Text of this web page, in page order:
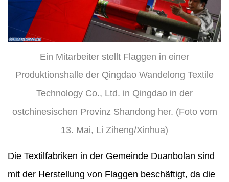
Ein Mitarbeiter stellt Flaggen in einer
Produktionshalle der Qingdao Wandelong Textile
Technology Co., Ltd. in Qingdao in der
ostchinesischen Provinz Shandong her. (Foto vom
13. Mai, Li Ziheng/Xinhua)
Die Textilfabriken in der Gemeinde Duanbolan sind
mit der Herstellung von Flaggen beschäftigt, da die